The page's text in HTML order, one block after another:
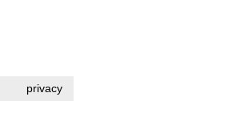
privacy